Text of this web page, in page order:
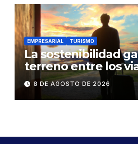
EMPRESARIAL TURISMO
La sostenibilidad
terreno entre los
negocios
8 DE AGOSTO DE 2026